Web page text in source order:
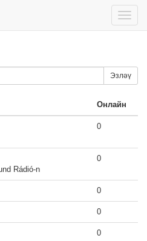
Toggle
Эзләү
Онлайн
0
Rádió-n
0
0
0
0